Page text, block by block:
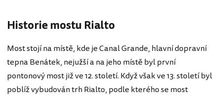
Historie mostu Rialto
Most stojí na místě, kde je Canal Grande, hlavní dopravní
tepna Benátek, nejužší a na jeho místě byl první
pontonový most již ve 12. století. Když však ve 13. století byl
poblíž vybudován trh Rialto, podle kterého se most